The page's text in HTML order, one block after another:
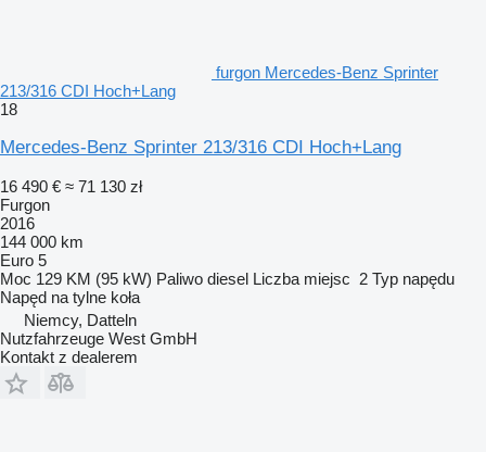
furgon Mercedes-Benz Sprinter
213/316 CDI Hoch+Lang
18
Mercedes-Benz Sprinter 213/316 CDI Hoch+Lang
16 490 € ≈ 71 130 zł
Furgon
2016
144 000 km
Euro 5
Moc 129 KM (95 kW) Paliwo diesel Liczba miejsc 2 Typ napędu
Napęd na tylne koła
Niemcy, Datteln
Nutzfahrzeuge West GmbH
Kontakt z dealerem